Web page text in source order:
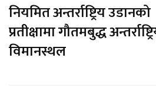
नियमित अन्तर्राष्ट्रिय उडानको
प्रतीक्षामा गौतमबुद्ध
विमानस्थल